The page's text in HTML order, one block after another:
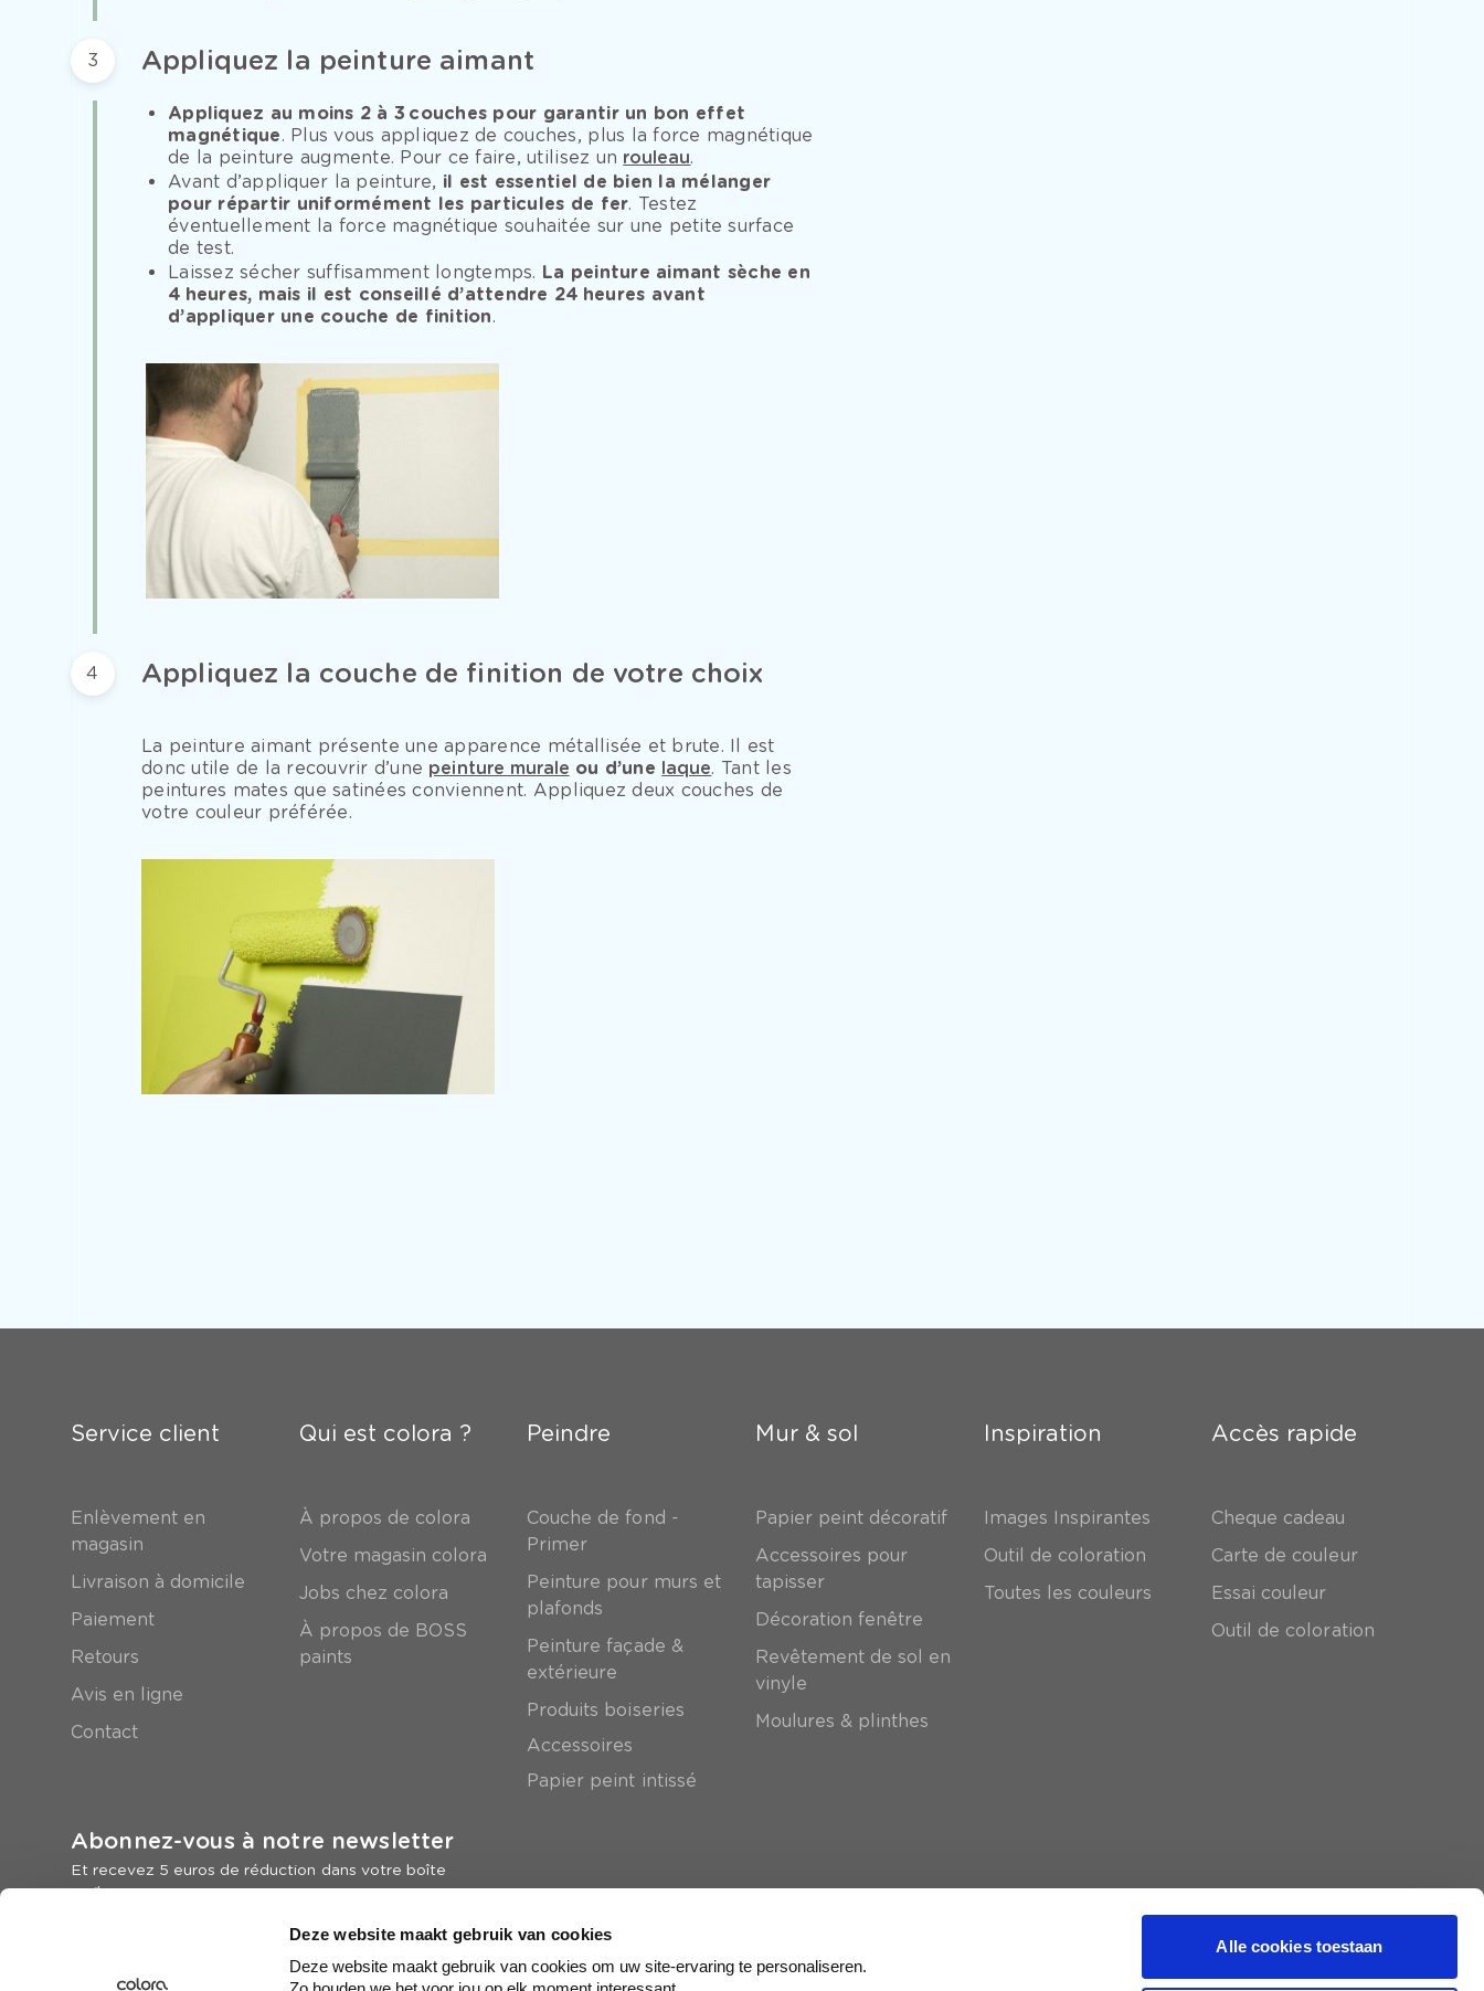
Deze website maakt gebruik van cookies
Deze website maakt gebruik van cookies om uw site-ervaring te personaliseren.
Alle cookies toestaan
3 Appliquez la peinture aimant
Appliquez au moins 2 à 3 couches pour garantir un bon effet
magnétique. Plus vous appliquez de couches, plus la force magnétique
de la peinture augmente. Pour ce faire, utilisez un rouleau.
Avant d’appliquer la peinture, il est essentiel de bien la mélanger
pour répartir uniformément les particules de fer. Testez
éventuellement la force magnétique souhaitée sur une petite surface
de test.
Laissez sécher suffisamment longtemps. La peinture aimant sèche en
4 heures, mais il est conseillé d’attendre 24 heures avant
d’appliquer une couche de finition.
4 Appliquez la couche de finition de votre choix
La peinture aimant présente une apparence métallisée et brute. Il est
donc utile de la recouvrir d’une peinture murale ou d’une laque. Tant les
peintures mates que satinées conviennent. Appliquez deux couches de
votre couleur préférée.
Service client
Enlèvement en
magasin
Livraison à domicile
Paiement
Retours
Avis en ligne
Contact
Qui est colora ?
À propos de colora
Votre magasin colora
Jobs chez colora
À propos de BOSS
paints
Peindre
Couche de fond -
Primer
Peinture pour murs et
plafonds
Peinture façade &
extérieure
Produits boiseries
Accessoires
Papier peint intissé
Mur & sol
Papier peint décoratif
Accessoires pour
tapisser
Décoration fenêtre
Revêtement de sol en
vinyle
Moulures & plinthes
Inspiration
Images Inspirantes
Outil de coloration
Toutes les couleurs
Accès rapide
Cheque cadeau
Carte de couleur
Essai couleur
Outil de coloration
Abonnez-vous à notre newsletter
Et recevez 5 euros de réduction dans votre boîte
mail
Inscrivez-vous